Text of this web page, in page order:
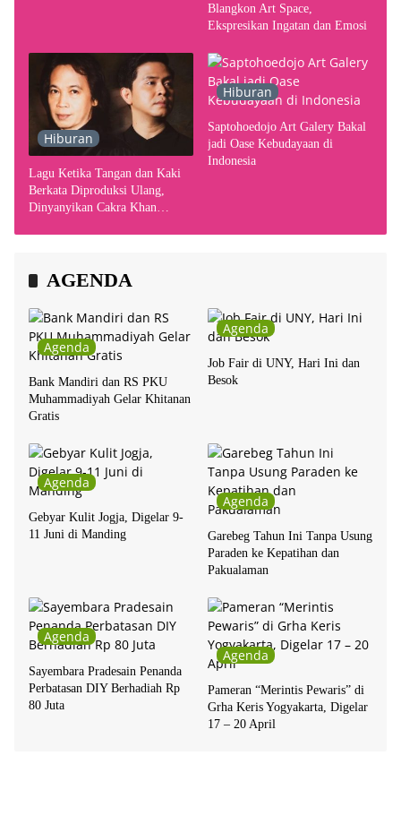
Blangkon Art Space,
Ekspresikan Ingatan dan Emosi
Hiburan
Lagu Ketika Tangan dan Kaki
Berkata Diproduksi Ulang,
Dinyanyikan Cakra Khan
Hiburan
Saptohoedojo Art Galery Bakal
jadi Oase Kebudayaan di
Indonesia
AGENDA
Agenda
Bank Mandiri dan RS PKU
Muhammadiyah Gelar Khitanan
Gratis
Agenda
Job Fair di UNY, Hari Ini dan
Besok
Agenda
Gebyar Kulit Jogja, Digelar 9-
11 Juni di Manding
Agenda
Garebeg Tahun Ini Tanpa Usung
Paraden ke Kepatihan dan
Pakualaman
Agenda
Sayembara Pradesain Penanda
Perbatasan DIY Berhadiah Rp
80 Juta
Agenda
Pameran “Merintis Pewaris” di
Grha Keris Yogyakarta, Digelar
17 – 20 April